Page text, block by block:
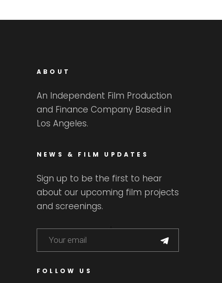
ABOUT
An Independent Film Production
and Finance Company Based in
Los Angeles.
NEWS & FILM UPDATES
Sign up to be the first to hear
about our upcoming film projects
and screenings.
FOLLOW US